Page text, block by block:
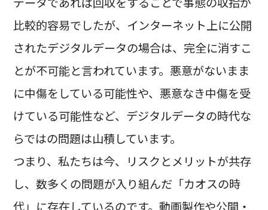
比較的容易でしたが、インターネット上に公開
されたデジタルデータの場合は、完全に消すこ
とが不可能と言われています。悪意がないまま
に中傷をしている可能性や、悪意なき中傷を受
けている可能性など、デジタルデータの時代な
らではの問題は山積しています。
つまり、私たちは今、リスクとメリットが共存
し、数多くの問題が入り組んだ「カオスの時
代」に存在しているのです。動画製作や公開・